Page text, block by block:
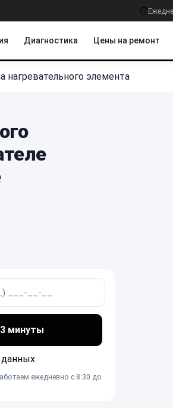
Диагностика Цены на ремонт
нагревательного элемента
3 минуты
данных
ежедневно с 8:30 до